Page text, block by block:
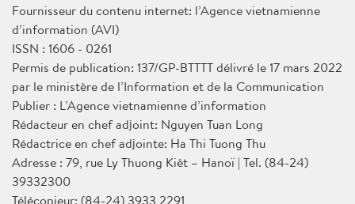
Fournisseur du contenu internet: l’Agence vietnamienne
d’information (AVI)
ISSN : 1606 - 0261
Permis de publication: 137/GP-BTTTT délivré le 17 mars 2022
par le ministère de l’Information et de la Communication
Publier : L’Agence vietnamienne d’information
Rédacteur en chef adjoint: Nguyen Tuan Long
Rédactrice en chef adjointe: Ha Thi Tuong Thu
Adresse : 79, rue Ly Thuong Kiêt – Hanoï | Tel. (84-24)
39332300
Télécopieur: (84-24) 3933 2291